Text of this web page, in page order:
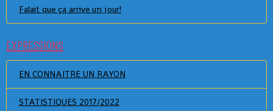
Falait que ça arrive un jour!
EXPRESSIONS
EN CONNAITRE UN RAYON
STATISTIQUES 2017/2022